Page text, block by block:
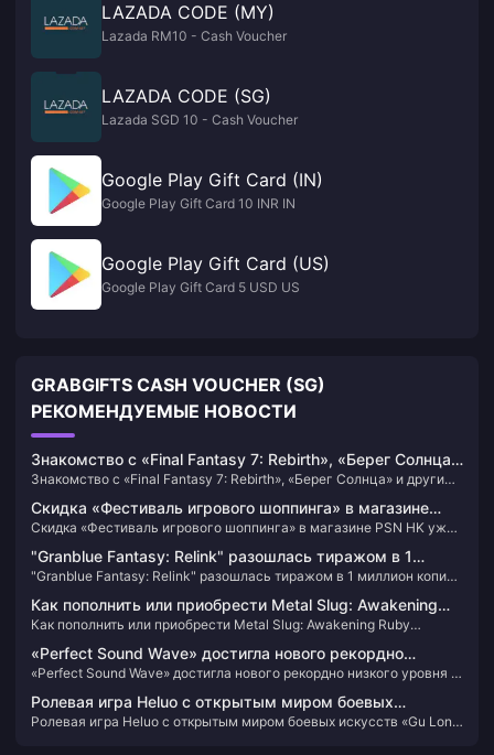
LAZADA CODE (MY)
Lazada RM10 - Cash Voucher
LAZADA CODE (SG)
Lazada SGD 10 - Cash Voucher
Google Play Gift Card (IN)
Google Play Gift Card 10 INR IN
Google Play Gift Card (US)
Google Play Gift Card 5 USD US
GRABGIFTS CASH VOUCHER (SG)
РЕКОМЕНДУЕМЫЕ НОВОСТИ
Знакомство с «Final Fantasy 7: Rebirth», «Берег Солнца»
и другими локациями
Знакомство с «Final Fantasy 7: Rebirth», «Берег Солнца» и другими
Скидка «Фестиваль игрового шоппинга» в магазине
PSN HK уже открыта
Скидка «Фестиваль игрового шоппинга» в магазине PSN HK уже
"Granblue Fantasy: Relink" разошлась тиражом в 1
миллион копий по всему миру.
"Granblue Fantasy: Relink" разошлась тиражом в 1 миллион копий
Как пополнить или приобрести Metal Slug: Awakening
Ruby (филиппинская версия)
Как пополнить или приобрести Metal Slug: Awakening Ruby
«Perfect Sound Wave» достигла нового рекордно
низкого уровня в Steam по цене 81,25 юаня после
скидки.
«Perfect Sound Wave» достигла нового рекордно низкого уровня в
Ролевая игра Heluo с открытым миром боевых
искусств «Gu Long Fengyun Lu» выйдет 1 февраля
Ролевая игра Heluo с открытым миром боевых искусств «Gu Long